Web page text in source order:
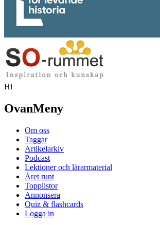
Hi
OvanMeny
Om oss
Taggar
Artikelarkiv
Podcast
Lektioner och lärarmaterial
Året runt
Topplistor
Annonsera
Quiz & flashcards
Logga in